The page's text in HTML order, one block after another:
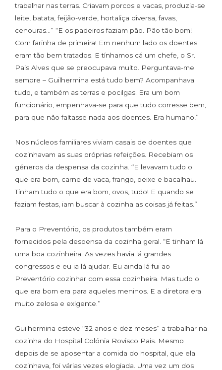
trabalhar nas terras. Criavam porcos e vacas, produzia-se
leite, batata, feijão-verde, hortaliça diversa, favas,
cenouras…” “E os padeiros faziam pão. Pão tão bom!
Com farinha de primeira! Em nenhum lado os doentes
eram tão bem tratados. E tínhamos cá um chefe, o Sr.
Pais Alves que se preocupava muito. Perguntava-me
sempre – Guilhermina está tudo bem? Acompanhava
tudo, e também as terras e pocilgas. Era um bom
funcionário, empenhava-se para que tudo corresse bem,
para que não faltasse nada aos doentes. Era humano!”
Nos núcleos familiares viviam casais de doentes que
cozinhavam as suas próprias refeições. Recebiam os
géneros da despensa da cozinha. “E levavam tudo o
que era bom, carne de vaca, frango, peixe e bacalhau.
Tinham tudo o que era bom, ovos, tudo! E quando se
faziam festas, iam buscar à cozinha as coisas já feitas.”
Para o Preventório, os produtos também eram
fornecidos pela despensa da cozinha geral. “E tinham lá
uma boa cozinheira. As vezes havia lá grandes
congressos e eu ia lá ajudar. Eu ainda lá fui ao
Preventório cozinhar com essa cozinheira. Mas tudo o
que era bom era para aqueles meninos. E a diretora era
muito zelosa e exigente.”
Guilhermina esteve “32 anos e dez meses” a trabalhar na
cozinha do Hospital Colónia Rovisco Pais. Mesmo
depois de se aposentar a comida do hospital, que ela
cozinhava, foi várias vezes elogiada. Uma vez um dos